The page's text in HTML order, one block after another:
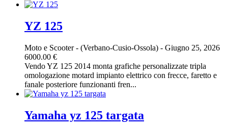
YZ 125
Moto e Scooter- (Verbano-Cusio-Ossola) - Giugno 25, 2026
6000.00 €
Vendo YZ 125 2014 monta grafiche personalizzate tripla
omologazione motard impianto elettrico con frecce, faretto e
fanale posteriore funzionanti fren...
Yamaha yz 125 targata